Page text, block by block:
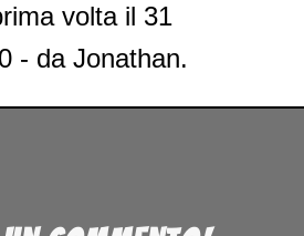
volta il 31
- da Jonathan.